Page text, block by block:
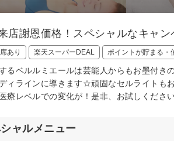
店謝恩価格！スペシャルなキャ
あり 楽天スーパーDEAL ポイントが貯まる・
るベルルミエールは芸能人からもお墨付き
ィラインに導きます☆頑固なセルライトも
療レベルでの変化が！是非、お試しください
ャルメニュー